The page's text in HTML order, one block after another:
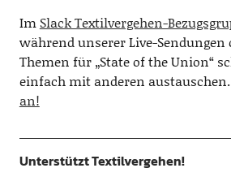
Im Slack Textilvergehen-
während unserer Live-
Themen für „State of the Union“
einfach mit anderen austauschen.
an!
Unterstützt Textilvergehen!